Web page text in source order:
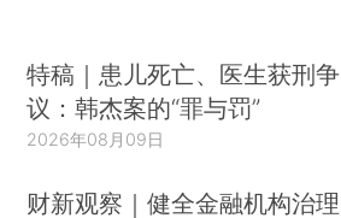
特稿｜患儿死亡、医生获刑争
议：韩杰案的“罪与罚”
2026年08月09日
财新观察｜健全金融机构治理